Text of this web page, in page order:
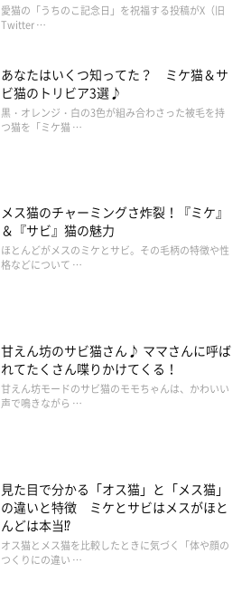
愛猫の「うちのこ記念日」を祝福する投稿がX（旧
Twitter …
あなたはいくつ知ってた？ ミケ猫＆サ
ビ猫のトリビア3選♪
黒・オレンジ・白の3色が組み合わさった被毛を持
つ猫を「ミケ猫 …
メス猫のチャーミングさ炸裂！『ミケ』
＆『サビ』猫の魅力
ほとんどがメスのミケとサビ。その毛柄の特徴や性
格などについて …
甘えん坊のサビ猫さん♪ ママさんに呼ば
れてたくさん喋りかけてくる！
甘えん坊モードのサビ猫のモモちゃんは、かわいい
声で鳴きながら …
見た目で分かる「オス猫」と「メス猫」
の違いと特徴 ミケとサビはメスがほと
んどは本当⁉
オス猫とメス猫を比較したときに気づく「体や顔の
つくりにの違い …